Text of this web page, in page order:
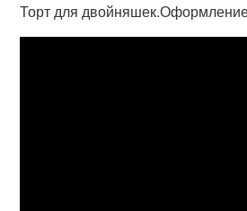
Торт для двойняшек.Оформление